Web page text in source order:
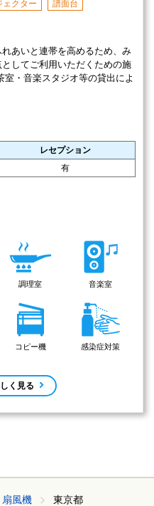
ェクター
譜面台
あいと連帯を高めるため、み
してご利用いただくための施
・音楽スタジオ等の貸出によ
レセプション
有
調理室 音楽室
コピー機 感染症対策
く見る
扇風機 東京都